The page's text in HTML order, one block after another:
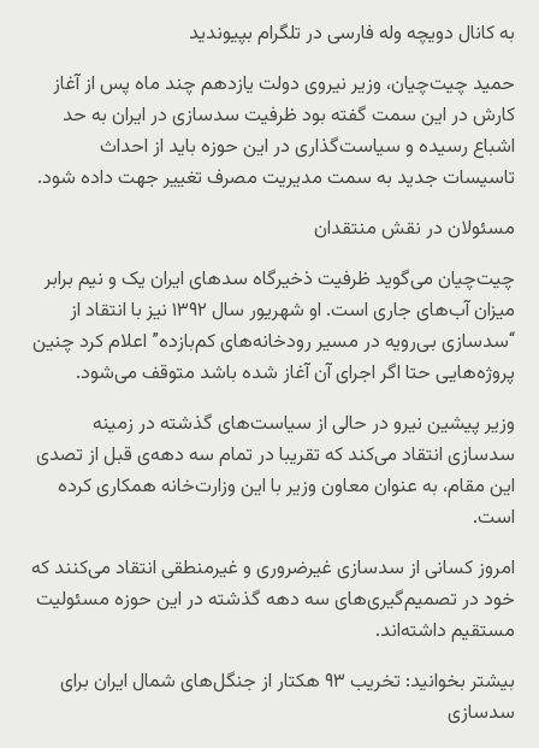
به کانال دویچه وله فارسی در تلگرام بپیوندید
حمید چیت‌چیان، وزیر نیروی دولت یازدهم چند ماه پس از آغاز
کارش در این سمت گفته بود ظرفیت سدسازی در ایران به حد
اشباع رسیده و سیاست‌گذاری در این حوزه باید از احداث
تاسیسات جدید به سمت مدیریت مصرف تغییر جهت داده شود.
مسئولان در نقش منتقدان
چیت‌چیان می‌گوید ظرفیت ذخیرگاه سدهای ایران یک و نیم برابر
میزان آب‌های جاری است. او شهریور سال ۱۳۹۲ نیز با انتقاد از
“سدسازی بی‌رویه در مسیر رودخانه‌های کم‌بازده” اعلام کرد چنین
پروژه‌هایی حتا اگر اجرای آن آغاز شده باشد متوقف می‌شود.
وزیر پیشین نیرو در حالی از سیاست‌های گذشته در زمینه
سدسازی انتقاد می‌کند که تقریبا در تمام سه دهه‌ی قبل از تصدی
این مقام، به عنوان معاون وزیر با این وزارت‌خانه همکاری کرده
است.
امروز کسانی از سدسازی غیرضروری و غیرمنطقی انتقاد می‌کنند که
خود در تصمیم‌گیری‌های سه دهه گذشته در این حوزه مسئولیت
مستقیم داشته‌اند.
بیشتر بخوانید: تخریب ۹۳ هکتار از جنگل‌های شمال ایران برای
سدسازی